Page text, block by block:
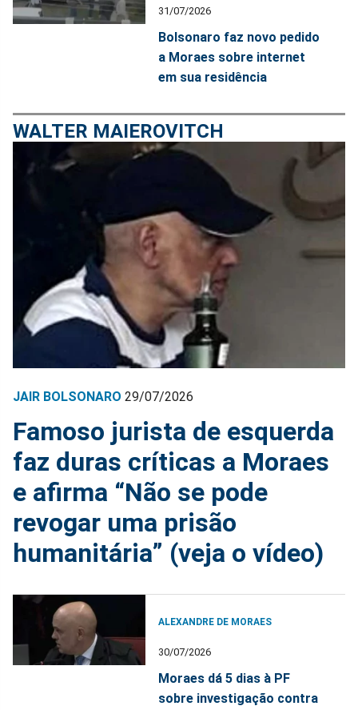
31/07/2026
Bolsonaro faz novo pedido
a Moraes sobre internet
em sua residência
WALTER MAIEROVITCH
JAIR BOLSONARO 29/07/2026
Famoso jurista de esquerda
faz duras críticas a Moraes
e afirma “Não se pode
revogar uma prisão
humanitária” (veja o vídeo)
ALEXANDRE DE MORAES
30/07/2026
Moraes dá 5 dias à PF
sobre investigação contra